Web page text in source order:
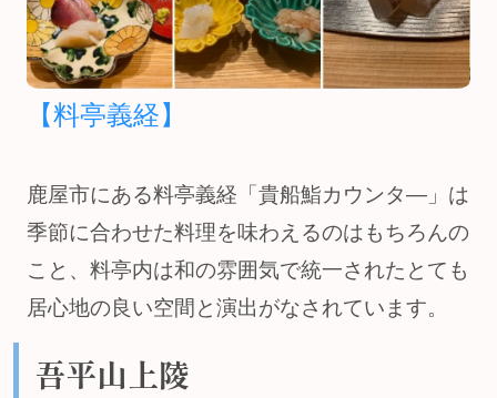
【料亭義経】
鹿屋市にある料亭義経「貴船鮨カウンタ―」は
季節に合わせた料理を味わえるのはもちろんの
こと、料亭内は和の雰囲気で統一されたとても
居心地の良い空間と演出がなされています。
吾平山上陵